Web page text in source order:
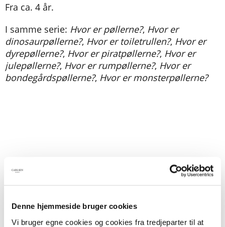
Denne hjemmeside bruger cookies
Vi bruger egne cookies og cookies fra tredjeparter til at
Fra ca. 4 år.
I samme serie: Hvor er pøllerne?, Hvor er
dinosaurpøllerne?, Hvor er toiletrullen?, Hvor er
dyrepøllerne?, Hvor er piratpøllerne?, Hvor er
julepøllerne?, Hvor er rumpøllerne?, Hvor er
bondegårdspøllerne?, Hvor er monsterpøllerne?